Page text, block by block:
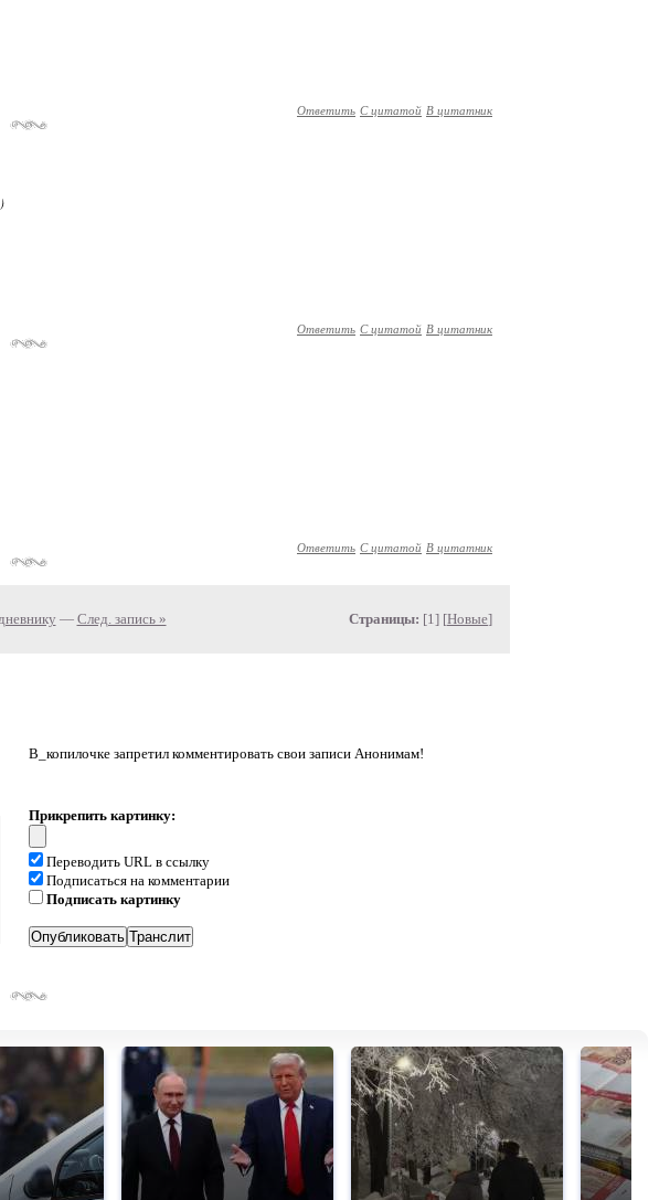
Ответить С цитатой В цитатник
)
Ответить С цитатой В цитатник
Ответить С цитатой В цитатник
— След. запись » Страницы: [1] [Новые]
В_копилочке запретил комментировать свои записи Анонимам!
Прикрепить картинку:
Переводить URL в ссылку
Подписаться на комментарии
Подписать картинку